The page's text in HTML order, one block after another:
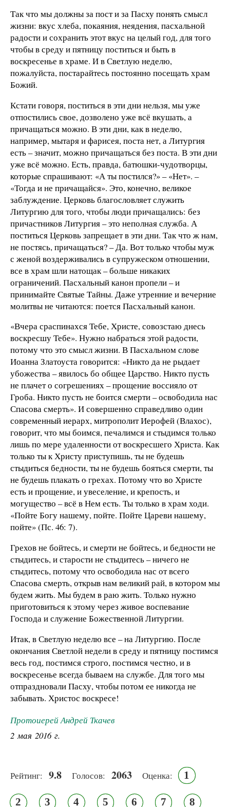
Так что мы должны за пост и за Пасху понять смысл
жизни: вкус хлеба, покаяния, неядения, пасхальной
радости и сохранить этот вкус на целый год, для того
чтобы в среду и пятницу поститься и быть в
воскресенье в храме. И в Светлую неделю,
пожалуйста, постарайтесь постоянно посещать храм
Божий.
Кстати говоря, поститься в эти дни нельзя, мы уже
отпостились свое, дозволено уже всё вкушать, а
причащаться можно. В эти дни, как в неделю,
например, мытаря и фарисея, поста нет, а Литургия
есть – значит, можно причащаться без поста. В эти дни
уже всё можно. Есть, правда, батюшки-чудотворцы,
которые спрашивают: «А ты постился?» – «Нет». –
«Тогда и не причащайся». Это, конечно, великое
заблуждение. Церковь благословляет служить
Литургию для того, чтобы люди причащались: без
причастников Литургия – это неполная служба. А
поститься Церковь запрещает в эти дни. Так что ж нам,
не постясь, причащаться? – Да. Вот только чтобы муж
с женой воздерживались в супружеском отношении,
все в храм шли натощак – больше никаких
ограничений. Пасхальный канон пропели – и
принимайте Святые Тайны. Даже утренние и вечерние
молитвы не читаются: поется Пасхальный канон.
«Вчера сраспинахся Тебе, Христе, совозстаю днесь
воскресшу Тебе». Нужно набраться этой радости,
потому что это смысл жизни. В Пасхальном слове
Иоанна Златоуста говорится: «Никто да не рыдает
убожества – явилось бо общее Царство. Никто пусть
не плачет о согрешениях – прощение воссияло от
Гроба. Никто пусть не боится смерти – освободила нас
Спасова смерть». И совершенно справедливо один
современный иерарх, митрополит Иерофей (Влахос),
говорит, что мы боимся, печалимся и стыдимся только
лишь по мере удаленности от воскресшего Христа. Как
только ты к Христу приступишь, ты не будешь
стыдиться бедности, ты не будешь бояться смерти, ты
не будешь плакать о грехах. Потому что во Христе
есть и прощение, и увеселение, и крепость, и
могущество – всё в Нем есть. Ты только в храм ходи.
«Пойте Богу нашему, пойте. Пойте Цареви нашему,
пойте» (Пс. 46: 7).
Грехов не бойтесь, и смерти не бойтесь, и бедности не
стыдитесь, и старости не стыдитесь – ничего не
стыдитесь, потому что освободила нас от всего
Спасова смерть, открыв нам великий рай, в котором мы
будем жить. Мы будем в раю жить. Только нужно
приготовиться к этому через живое воспевание
Господа и служение Божественной Литургии.
Итак, в Светлую неделю все – на Литургию. После
окончания Светлой недели в среду и пятницу постимся
весь год, постимся строго, постимся честно, и в
воскресенье всегда бываем на службе. Для того мы
отпраздновали Пасху, чтобы потом ее никогда не
забывать. Христос воскресе!
Протоиерей Андрей Ткачев
2 мая 2016 г.
Рейтинг: 9.8 Голосов: 2063 Оценка: 1
2 3 4 5 6 7 8